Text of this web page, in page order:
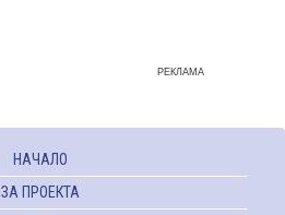
РЕКЛАМА
НАЧАЛО
ЗА ПРОЕКТА